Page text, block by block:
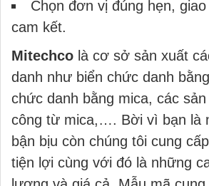
Chọn đơn vị đúng hẹn,
cam kết.
Mitechco là cơ sở sản xuất
danh như biển chức danh
chức danh bằng mica, các
công từ mica,…. Bời vì bạn là
bận bịu còn chúng tôi cung
tiện lợi cùng với đó là những